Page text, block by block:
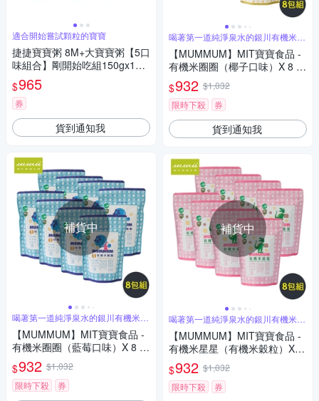
適合開始嘗試顆粒的寶寶
捷捷寶寶粥 8M+大寶寶粥【5口
味組合】剛開始吃組150gx10
包
$965
券
貨到通知我
補貨中
喝著第一道純淨泉水的銀川有機米製
作
【MUMMUM】MIT寶寶食品 -
有機米圈圈（藍莓口味）X 8 包
組
$932 $1,032
限時下殺
券
喝著第一道純淨泉水的銀川有機米製
作
【MUMMUM】MIT寶寶食品 -
有機米圈圈（椰子口味）X 8 包
組
$932 $1,032
限時下殺
券
貨到通知我
補貨中
喝著第一道純淨泉水的銀川有機米製
作
【MUMMUM】MIT寶寶食品 -
有機米星星（有機米穀粒）X 8
包組
$932 $1,032
限時下殺
券